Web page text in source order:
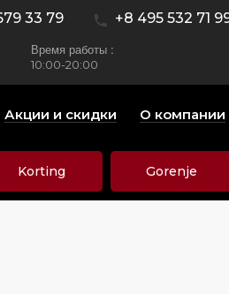
33 79 +8 495 532 71
Время работы :
10:00-20:00
Акции и скидки О компании
Korting Gorenje